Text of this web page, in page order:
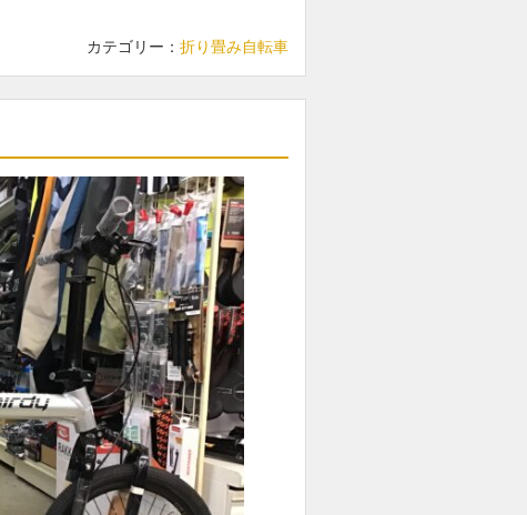
カテゴリー： 折り畳み自転車